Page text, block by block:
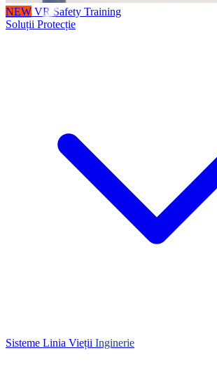
NEW VR Safety Training
Soluții Protecție
Sisteme Linia Vieții Inginerie